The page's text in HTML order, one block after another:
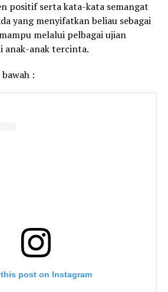
positif serta kata-kata semangat
yang menyifatkan beliau sebagai
melalui pelbagai ujian
anak-anak tercinta.
:
this post on Instagram